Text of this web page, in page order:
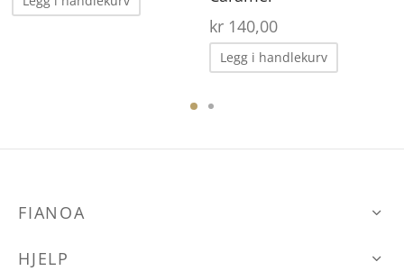
kr140,00
Legg i handlekurv
FIANOA
HJELP